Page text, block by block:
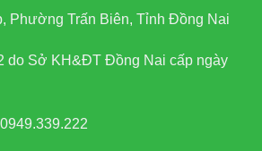
Phường Trấn Biên, Tỉnh Đồng Nai
do Sở KH&ĐT Đồng Nai cấp ngày
0949.339.222